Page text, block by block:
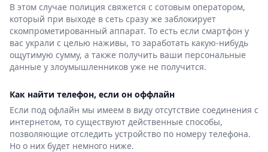
В этом случае полиция свяжется с сотовым оператором,
который при выходе в сеть сразу же заблокирует
скомпрометированный аппарат. То есть если смартфон у
вас украли с целью наживы, то заработать какую-нибудь
ощутимую сумму, а также получить ваши персональные
данные у злоумышленников уже не получится.
Как найти телефон, если он оффлайн
Если под офлайн мы имеем в виду отсутствие соединения с
интернетом, то существуют действенные способы,
позволяющие отследить устройство по номеру телефона.
Но о них будет немного ниже.